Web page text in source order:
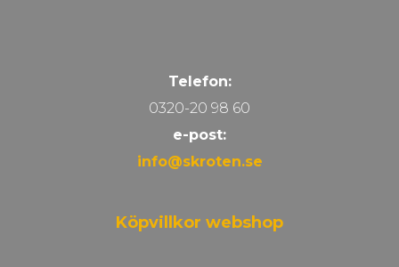
Telefon:
0320-20 98 60
e-post:
info@skroten.se
Köpvillkor webshop